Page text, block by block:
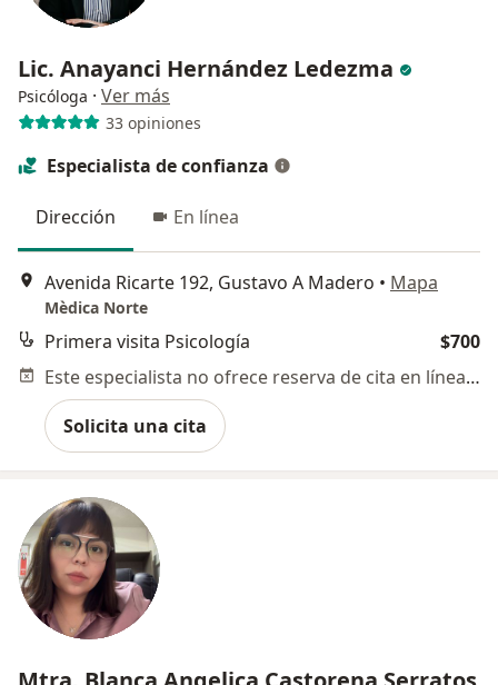
Lic. Anayanci Hernández Ledezma
Psicóloga · Ver más
33 opiniones
Especialista de confianza
Dirección En línea
Avenida Ricarte 192, Gustavo A Madero • Mapa
Mèdica Norte
Primera visita Psicología
$700
Este especialista no ofrece reserva de cita en línea en esta dirección.
Solicita una cita